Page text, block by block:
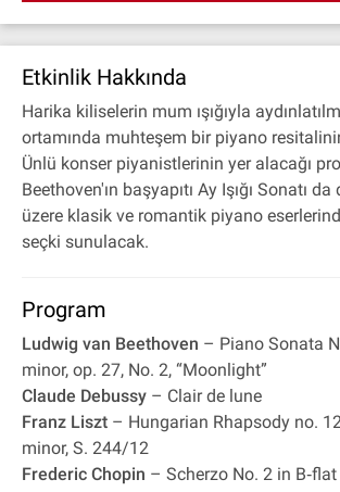
Etkinlik Hakkında
Harika kiliselerin mum ışığıyla
ortamında muhteşem bir piyano
Ünlü konser piyanistlerinin yer alacağı
Beethoven'ın başyapıtı Ay Işığı Sonatı
üzere klasik ve romantik piyano
seçki sunulacak.
Program
Ludwig van Beethoven – Piano Sonata
minor, op. 27, No. 2, “Moonlight”
Claude Debussy – Clair de lune
Franz Liszt – Hungarian Rhapsody no.
minor, S. 244/12
Frederic Chopin – Scherzo No. 2 in B‐flat